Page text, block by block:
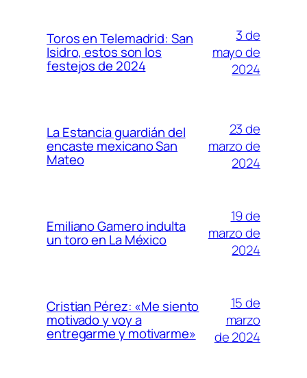
Toros en Telemadrid: San
Isidro, estos son los
festejos de 2024
3 de
mayo de
2024
La Estancia guardián del
encaste mexicano San
Mateo
23 de
marzo de
2024
Emiliano Gamero indulta
un toro en La México
19 de
marzo de
2024
Cristian Pérez: «Me siento
motivado y voy a
entregarme y motivarme»
15 de
marzo
de 2024